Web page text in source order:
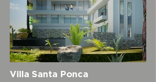
Villa Santa Ponca